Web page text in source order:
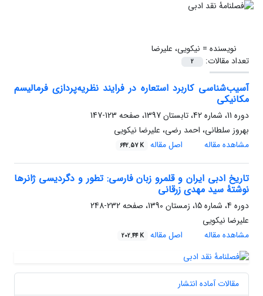
نویسنده = نیکویی، علیرضا
تعداد مقالات:
2
آسیب‌شناسی کاربرد استعاره در فرایند نظریه‌پردازی فرمالیسم
مکانیکی
دوره 11، شماره 42، تابستان 1397، صفحه
123-147
بهروز سلطانی، احمد رضی، علیرضا نیکویی
مشاهده مقاله
اصل مقاله 642.57 K
تاریخ ادبی ایران و قلمرو زبان فارسی: تطور و دگردیسی ژانرها
نوشتۀ سید مهدی زرقانی
دوره 4، شماره 15، زمستان 1390، صفحه
232-248
علیرضا نیکویی
مشاهده مقاله
اصل مقاله 202.44 K
مقالات آماده انتشار